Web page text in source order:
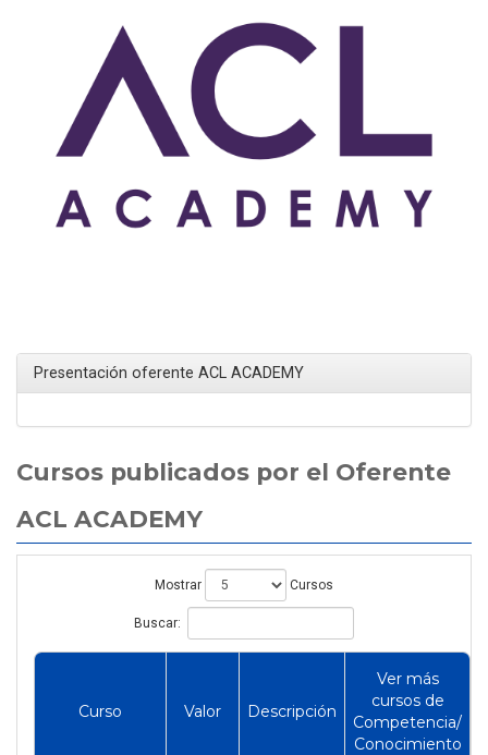
Presentación oferente ACL ACADEMY
Cursos publicados por el Oferente
ACL ACADEMY
Mostrar Cursos
Buscar:
Curso Valor Descripción
Ver más
cursos de
Competencia/
Conocimiento